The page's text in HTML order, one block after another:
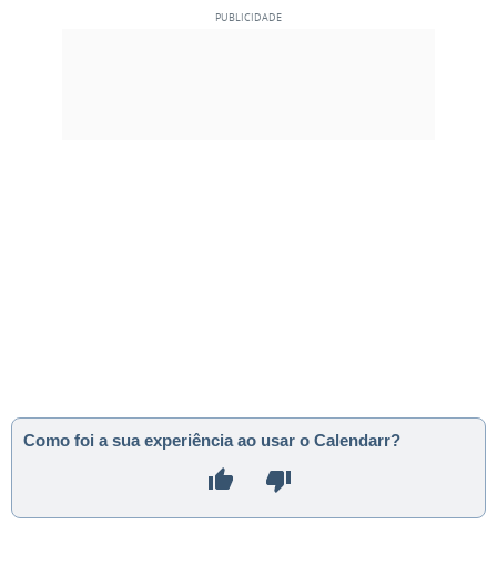
Como foi a sua experiência ao usar o Calendarr?